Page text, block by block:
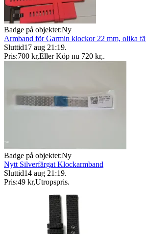
Badge på objektet:Ny
Armband för Garmin klockor 22 mm, olika
Sluttid17 aug 21:19.
Pris:700 kr,Eller Köp nu 720 kr,.
Badge på objektet:Ny
Nytt Silverfärgat Klockarmband
Sluttid14 aug 21:19.
Pris:49 kr,Utropspris.